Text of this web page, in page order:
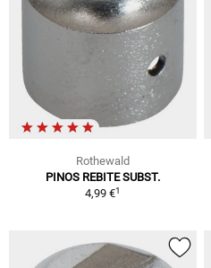
Rothewald
PINOS REBITE SUBST.
4,99 €1